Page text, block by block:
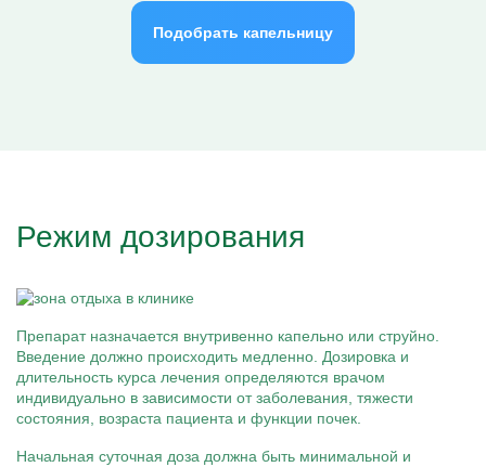
Подобрать капельницу
Режим дозирования
Препарат назначается внутривенно капельно или струйно.
Введение должно происходить медленно. Дозировка и
длительность курса лечения определяются врачом
индивидуально в зависимости от заболевания, тяжести
состояния, возраста пациента и функции почек.
Начальная суточная доза должна быть минимальной и